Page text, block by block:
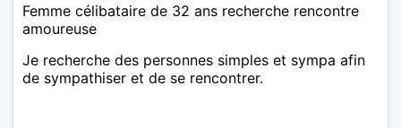
Femme célibataire de 32 ans recherche rencontre
amoureuse
Je recherche des personnes simples et sympa afin
de sympathiser et de se rencontrer.